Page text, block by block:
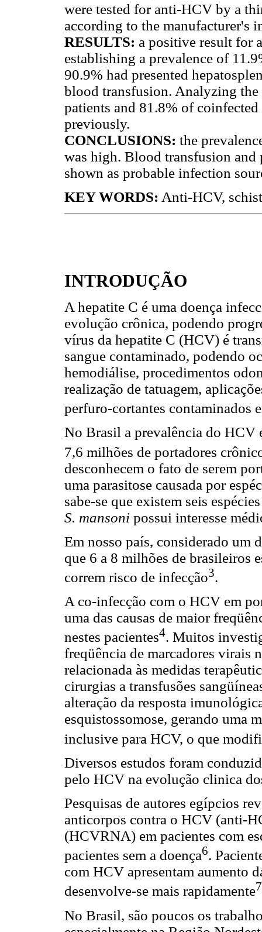
were tested for anti-HCV by a
according to the manufacturer's
RESULTS: a positive result for
establishing a prevalence of
90.9% had presented
blood transfusion. Analyzing
patients and 81.8% of
previously.
CONCLUSIONS: the
was high. Blood transfusion
shown as probable infection
KEY WORDS: Anti-HCV,
INTRODUÇÃO
A hepatite C é uma doença
evolução crônica, podendo
vírus da hepatite C (HCV) é
sangue contaminado, podendo
hemodiálise, procedimentos
realização de tatuagem,
perfuro-cortantes contaminados
No Brasil a prevalência do HCV
7,6 milhões de portadores
desconhecem o fato de serem
uma parasitose causada por
sabe-se que existem seis
S. mansoni possui interesse
Em nosso país, considerado um
que 6 a 8 milhões de brasileiros
correm risco de infecção3.
A co-infecção com o HCV em
uma das causas de maior
nestes pacientes4. Muitos
freqüência de marcadores virais
relacionada às medidas
cirurgias a transfusões
alteração da resposta
esquistossomose, gerando uma
inclusive para HCV, o que
Diversos estudos foram
pelo HCV na evolução clinica
Pesquisas de autores egípcios
anticorpos contra o HCV (anti-
(HCVRNA) em pacientes com
pacientes sem a doença6.
com HCV apresentam aumento
desenvolve-se mais rapidamente7
No Brasil, são poucos os